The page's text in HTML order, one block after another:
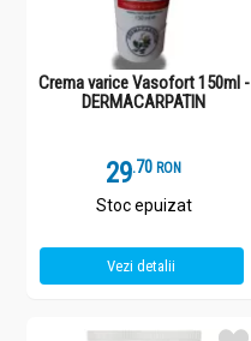
Crema varice Vasofort 150ml -
DERMACARPATIN
29.7 RON
Stoc epuizat
Vezi detalii